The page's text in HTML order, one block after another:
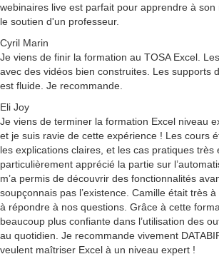
webinaires live est parfait pour apprendre à
le soutien d'un professeur.
Cyril Marin
Je viens de finir la formation au TOSA Excel.
avec des vidéos bien construites. Les supports
est fluide. Je recommande.
Eli Joy
Je viens de terminer la formation Excel niveau
et je suis ravie de cette expérience ! Les cours
les explications claires, et les cas pratiques très
particulièrement apprécié la partie sur
m’a permis de découvrir des fonctionnalités
soupçonnais pas l’existence. Camille était très
à répondre à nos questions. Grâce à cette
beaucoup plus confiante dans l’utilisation des
au quotidien. Je recommande vivement
veulent maîtriser Excel à un niveau expert !